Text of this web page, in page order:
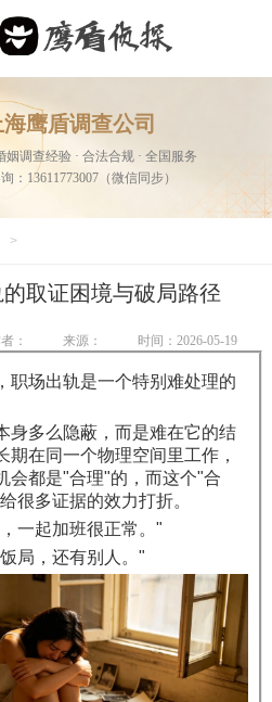
海鹰盾调查公司
姻调查经验 · 合法合规 · 全国服务
：13611773007（微信同步）
>
取证困境与破局路径
： 来源： 时间：2026-05-19
职场出轨是一个特别难处理的
身多么隐蔽，而是难在它的结
在同一个物理空间里工作，
会都是"合理"的，而这个"合
很多证据的效力打折。
一起加班很正常。"
局，还有别人。"